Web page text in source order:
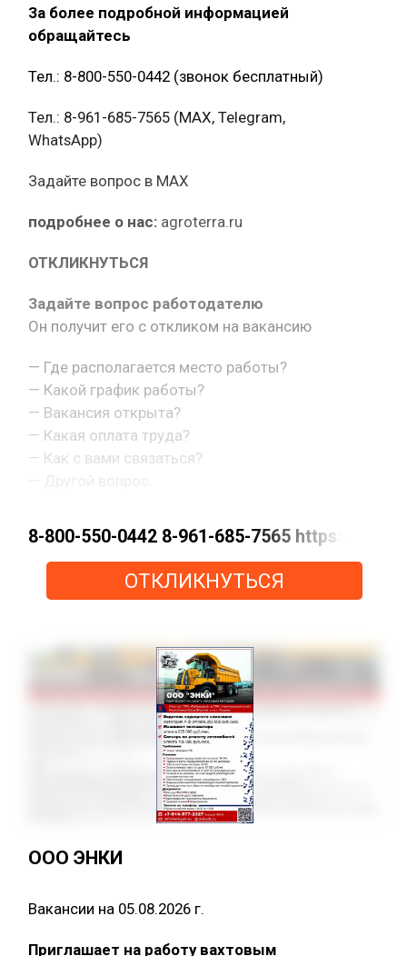
За более подробной информацией
обращайтесь
Тел.: 8-800-550-0442 (звонок бесплатный)
Тел.: 8-961-685-7565 (МАХ, Telegram,
WhatsApp)
Задайте вопрос в MAX
подробнее о нас: agroterra.ru
ОТКЛИКНУТЬСЯ
Задайте вопрос работодателю
Он получит его с откликом на вакансию
— Где располагается место работы?
— Какой график работы?
— Вакансия открыта?
— Какая оплата труда?
— Как с вами связаться?
8-800-550-0442 8-961-685-7565 https://
ОТКЛИКНУТЬСЯ
ООО ЭНКИ
Вакансии на 05.08.2026 г.
Приглашает на работу вахтовым